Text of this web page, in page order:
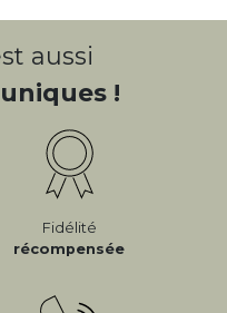
aussi
!
Fidélité
récompensée